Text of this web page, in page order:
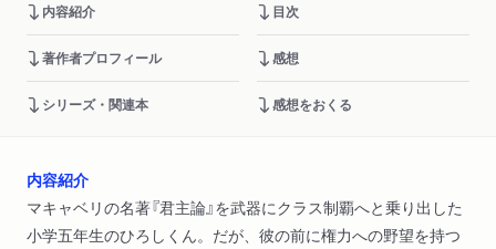
内容紹介 目次
著作者プロフィール 感想
シリーズ・関連本 感想をおくる
内容紹介
マキャベリの名著『君主論』を武器にクラス制覇へと乗り出した
小学五年生のひろしくん。だが、彼の前に権力への野望を持つ